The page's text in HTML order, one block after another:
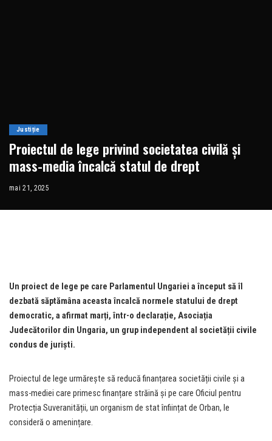
Justiție
Proiectul de lege privind societatea civilă și
mass-media încalcă statul de drept
mai 21, 2025
Un proiect de lege pe care Parlamentul Ungariei a început să îl
dezbată săptămâna aceasta încalcă normele statului de drept
democratic, a afirmat marți, într-o declarație, Asociația
Judecătorilor din Ungaria, un grup independent al societății civile
condus de juriști.
Proiectul de lege urmărește să reducă finanțarea societății civile și a
mass-mediei care primesc finanțare străină și pe care Oficiul pentru
Protecția Suveranității, un organism de stat înființat de Orban, le
consideră o amenințare.